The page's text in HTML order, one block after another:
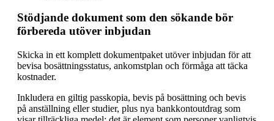
Stödjande dokument som den sökande bör
förbereda utöver inbjudan
Skicka in ett komplett dokumentpaket utöver inbjudan för att
bevisa bosättningsstatus, ankomstplan och förmåga att täcka
kostnader.
Inkludera en giltig passkopia, bevis på bosättning och bevis
på anställning eller studier, plus nya bankkontoutdrag som